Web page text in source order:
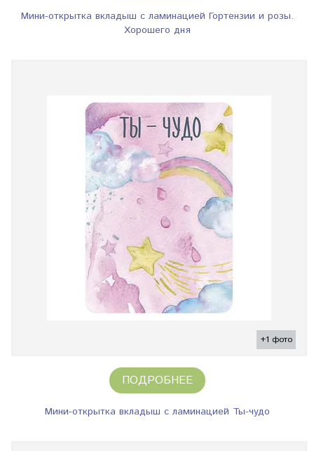
Мини-открытка вкладыш с ламинацией Гортензии и розы.
Хорошего дня
+1 фото
ПОДРОБНЕЕ
Мини-открытка вкладыш с ламинацией Ты-чудо